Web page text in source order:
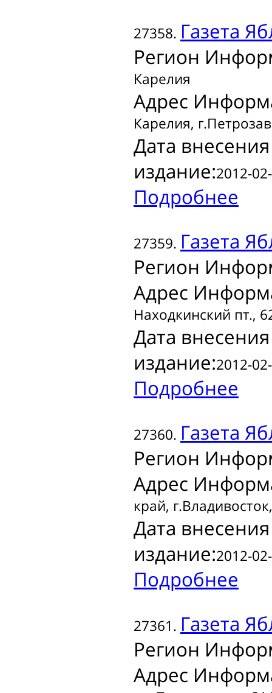
27358. Газета
Регион
Карелия
Адрес
Карелия,
Дата
издание:2012-
Подробнее
27359. Газета
Регион
Адрес
Находкинский пт.,
Дата
издание:2012-
Подробнее
27360. Газета
Регион
Адрес
край,
Дата
издание:2012-
Подробнее
27361. Газета
Регион
Адрес